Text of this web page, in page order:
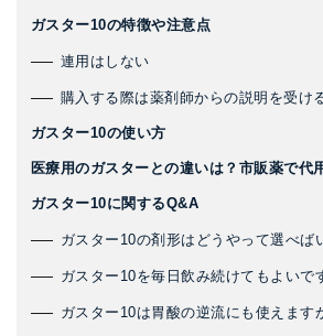
ガスター10の特徴や注意点
連用はしない
購入する際は薬剤師からの説明を受け
ガスター10の使い方
医療用のガスターとの違いは？市販薬で代
ガスター10に関するQ&A
ガスター10の剤形はどうやって選べば
ガスター10を毎日飲み続けてもよいで
ガスター10は胃酸の逆流にも使えます